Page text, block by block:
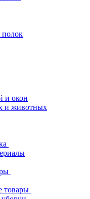
полок
и окон
и животных
товары